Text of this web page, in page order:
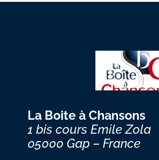
La Boite à Chansons
1 bis cours Emile Zola
05000 Gap – France